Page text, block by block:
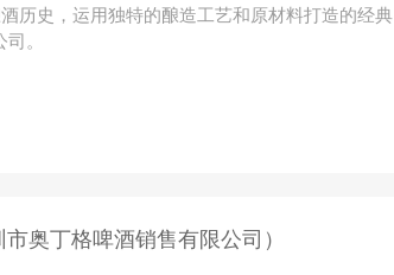
历史，运用独特的酿造工艺和原材料打造的经典
。
市奥丁格啤酒销售有限公司）